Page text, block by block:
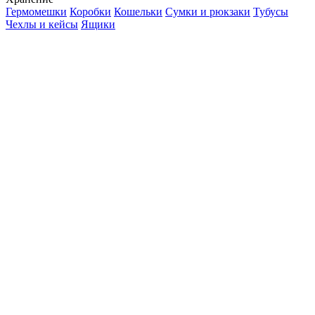
Гермомешки Коробки Кошельки Сумки и рюкзаки Тубусы
Чехлы и кейсы Ящики